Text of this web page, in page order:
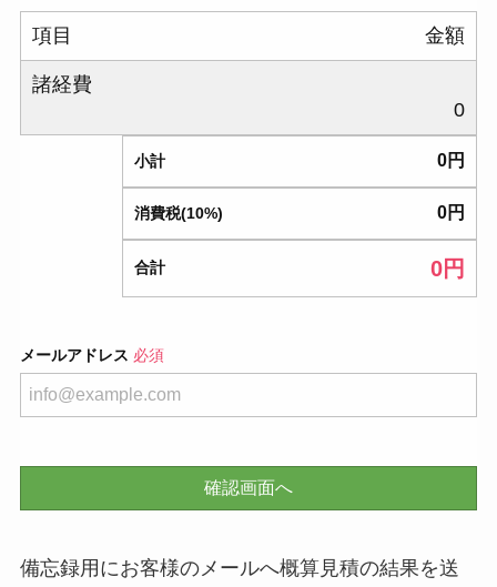
項目 金額
諸経費
0
小計 0円
消費税(10%) 0円
合計 0円
メールアドレス 必須
確認画面へ
備忘録用にお客様のメールへ概算見積の結果を送